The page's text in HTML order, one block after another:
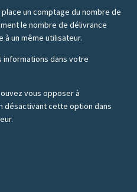
un comptage du nombre de
le nombre de délivrance
à un même utilisateur.
informations dans votre
vous opposer à
désactivant cette option dans